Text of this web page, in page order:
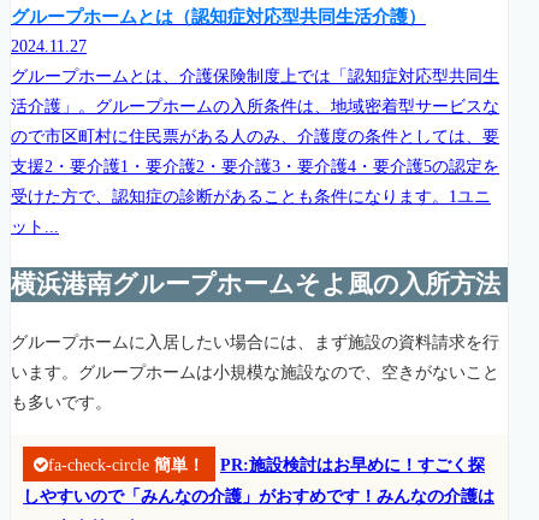
グループホームとは（認知症対応型共同生活介護）
2024.11.27
グループホームとは、介護保険制度上では「認知症対応型共同生
活介護」。グループホームの入所条件は、地域密着型サービスな
ので市区町村に住民票がある人のみ、介護度の条件としては、要
支援2・要介護1・要介護2・要介護3・要介護4・要介護5の認定を
受けた方で、認知症の診断があることも条件になります。1ユニ
ット...
横浜港南グループホームそよ風の入所方法
グループホームに入居したい場合には、まず施設の資料請求を行
います。グループホームは小規模な施設なので、空きがないこと
も多いです。
fa-check-circle 簡単！
PR:施設検討はお早めに！すごく探
しやすいので「みんなの介護」がおすめです！みんなの介護は